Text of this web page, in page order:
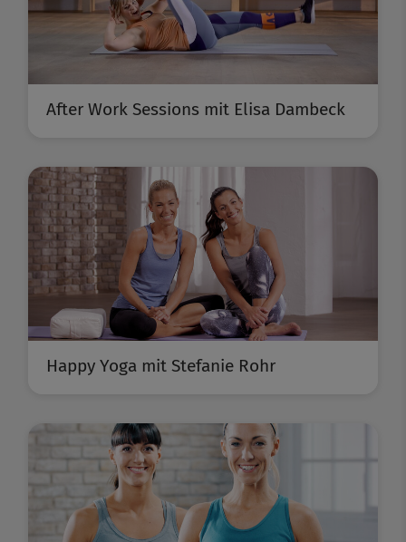
After Work Sessions mit Elisa Dambeck
Happy Yoga mit Stefanie Rohr